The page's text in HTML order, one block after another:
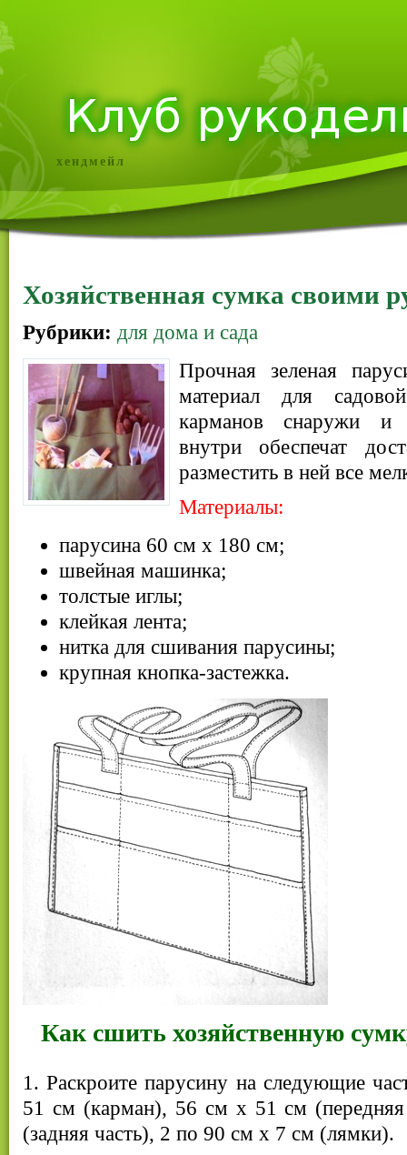
хендмейл
Хозяйственная сумка своими
Рубрики: для дома и сада
Прочная зеленая
материал для
карманов снаружи и
внутри обеспечат
разместить в ней все
Материалы:
парусина 60 см х 180 см;
швейная машинка;
толстые иглы;
клейкая лента;
нитка для сшивания парусины;
крупная кнопка-застежка.
Как сшить хозяйственную
1. Раскроите парусину на следующие
51 см (карман), 56 см х 51 см
(задняя часть), 2 по 90 см х 7 см (лямки).